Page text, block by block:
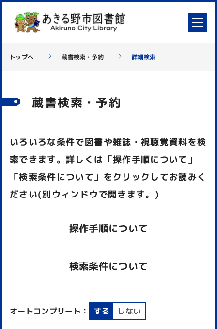
トップへ 蔵書検索・予約 詳細検索
蔵書検索・予約
いろいろな条件で図書や雑誌・視聴覚資料を検
索できます。詳しくは「操作手順について」
「検索条件について」をクリックしてお読みく
ださい(別ウィンドウで開きます。)
操作手順について
検索条件について
オートコンプリート： する しない